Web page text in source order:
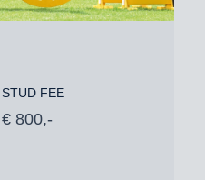
STUD FEE
€ 800,-